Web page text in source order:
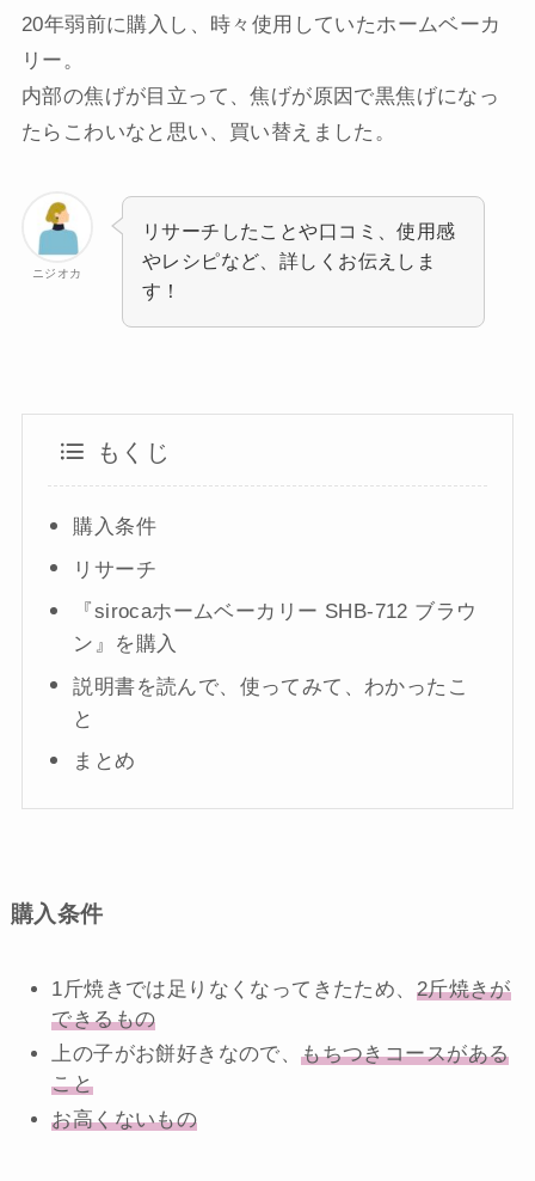
20年弱前に購入し、時々使用していたホームベーカ
リー。
内部の焦げが目立って、焦げが原因で黒焦げになっ
たらこわいなと思い、買い替えました。
ニジオカ
リサーチしたことや口コミ、使用感
やレシピなど、詳しくお伝えしま
す！
もくじ
購入条件
リサーチ
『sirocaホームベーカリー SHB-712 ブラウ
ン』を購入
説明書を読んで、使ってみて、わかったこ
と
まとめ
購入条件
1斤焼きでは足りなくなってきたため、 2斤焼きが
できるもの
上の子がお餅好きなので、もちつきコースがある
こと
お高くないもの